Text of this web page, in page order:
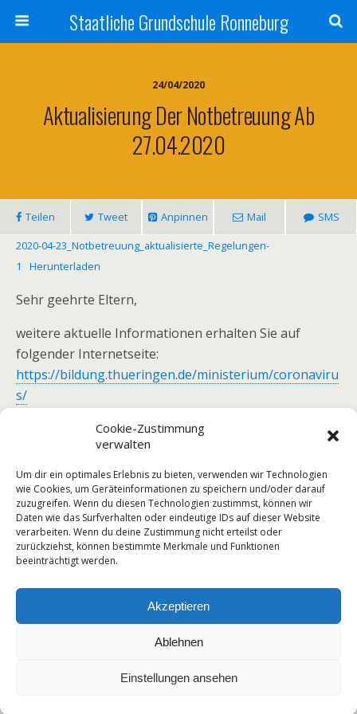
Cookie-Zustimmung
verwalten
Um dir ein optimales Erlebnis zu bieten, verwenden wir Technologien
wie Cookies, um Geräteinformationen zu speichern und/oder darauf
zuzugreifen. Wenn du diesen Technologien zustimmst, können wir
Daten wie das Surfverhalten oder eindeutige IDs auf dieser Website
verarbeiten. Wenn du deine Zustimmung nicht erteilst oder
zurückziehst, können bestimmte Merkmale und Funktionen
beeinträchtigt werden.
Akzeptieren
Ablehnen
Einstellungen ansehen
Staatliche Grundschule Ronneburg
24/04/2020
Aktualisierung Der Notbetreuung Ab
27.04.2020
Teilen Tweet Anpinnen Mail
SMS
2020-04-23_Notbetreuung_aktualisierte_Regelungen-
1
Herunterladen
Sehr geehrte Eltern,
weitere aktuelle Informationen erhalten Sie auf
folgender Internetseite:
https://bildung.thueringen.de/ministerium/coronaviru
s/
Vorheriger Beitrag
Schrittweise Öffnung Der
Schulen Und Kindergärten
Nächster Beitrag
Zusatzaufgabe Mathematik
Klasse 1 (27.04. -
Zum Seitenanfang